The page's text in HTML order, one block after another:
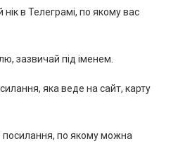
нік в Телеграмі, по якому вас
зазвичай під іменем.
яка веде на сайт, карту
посилання, по якому можна